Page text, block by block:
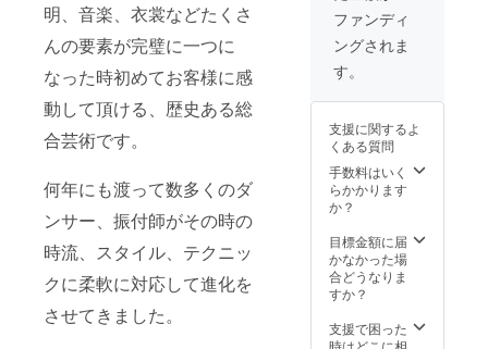
明、音楽、衣裳などたくさ
んの要素が完璧に一つに
なった時初めてお客様に感
動して頂ける、歴史ある総
合芸術です。
何年にも渡って数多くのダ
ンサー、振付師がその時の
時流、スタイル、テクニッ
クに柔軟に対応して進化を
させてきました。
B:68
W:56
H:76 ・
74W 58
160サイ
ズ
B:80
W:60
H:86 ス
の長さ
につい
ては、
お好み
をお伺
いいた
サイズ
は、ご
身長を
サイズ
覧くだ
さい。
目安サ
イズ表
・120サ
B:60
W:52
H:66 ・
130サイ
B:64
W:54
は、ペ
アテの
規定サ
お客様
み、ま
たはペ
アテに
デザイ
ンをお
で衣裳
を製作
する注
文形式
※ペアテ
の規定
具合は
個人差
があり
のレッ
終了と
なりま
す） ・
生地な
どの１
要な材
料（裏
地、表
地サテ
チュー
ル、バ
シック
チュ
チュを
ます。
２時間
のレッ
スンを
１5レッ
スン。
具合は
個人差
があり
ますが
のレッ
スン後
しく準
備して
いきま
パリコ
演する
衣裳の
イメー
ジに
沿った
ラまた
ネック
レスを
合わせ
製作し
ていた
ファンディ
ングされま
す。
支援に関するよ
くある質問
手数料はいく
らかかります
か？
目標金額に届
かなかった場
合どうなりま
すか？
支援で困った
時はどこに相